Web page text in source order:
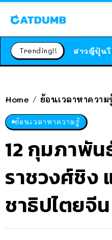
Trending!!
Home / ย้อนเวลาหาความ
ย้อนเวลาหาความรู้
12 กุมภาพัน
ราชวงศ์ชิง
ชาธิปไตยจีน